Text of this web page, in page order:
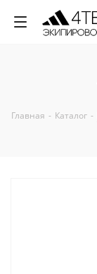
Главная - Каталог -